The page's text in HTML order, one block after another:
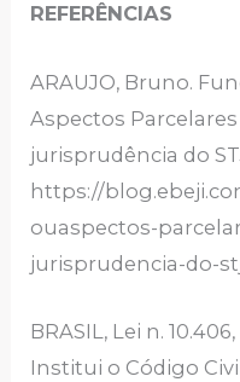
REFERÊNCIAS
ARAUJO, Bruno.
Aspectos
jurisprudência do
https://
ouaspectos-
jurisprudencia-do-
BRASIL, Lei n.
Institui o Código